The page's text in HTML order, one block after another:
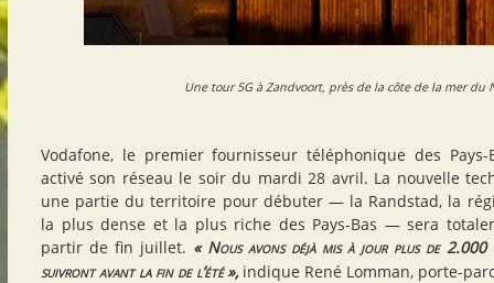
Une tour 5G à Zandvoort, près de la côte de la mer du
Vodafone, le premier fournisseur téléphonique des
activé son réseau le soir du mardi 28 avril. La nouvelle
une partie du territoire pour débuter — la Randstad, la
la plus dense et la plus riche des Pays-Bas — sera
partir de fin juillet. « Nous avons déjà mis à jour plus de 2.000
suivront avant la fin de l’été »,indique René Lomman, porte-